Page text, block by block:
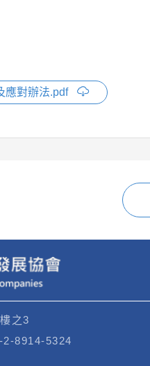
應對辦法.pdf
之3
2-8914-5324